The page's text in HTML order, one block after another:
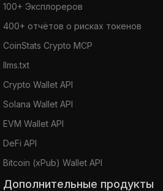
100+ Эксплореров
400+ отчётов о рисках токенов
CoinStats Crypto MCP
llms.txt
Crypto Wallet API
Solana Wallet API
EVM Wallet API
DeFi API
Bitcoin (xPub) Wallet API
Дополнительные продукты